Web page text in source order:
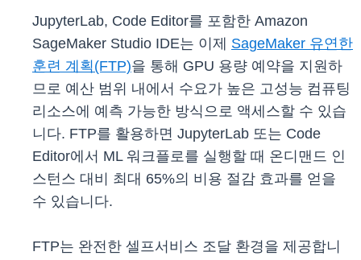
JupyterLab, Code Editor를 포함한 Amazon
SageMaker Studio IDE는 이제 SageMaker 유연한
훈련 계획(FTP)을 통해 GPU 용량 예약을 지원하
므로 예산 범위 내에서 수요가 높은 고성능 컴퓨팅
리소스에 예측 가능한 방식으로 액세스할 수 있습
니다. FTP를 활용하면 JupyterLab 또는 Code
Editor에서 ML 워크플로를 실행할 때 온디맨드 인
스턴스 대비 최대 65%의 비용 절감 효과를 얻을
수 있습니다.
FTP는 완전한 셀프서비스 조달 환경을 제공합니